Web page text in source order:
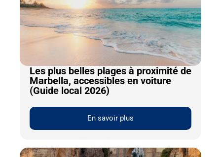
Les plus belles plages à proximité de
Marbella, accessibles en voiture
(Guide local 2026)
En savoir plus